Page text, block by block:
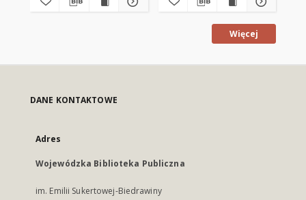
Więcej
DANE KONTAKTOWE
Adres
Wojewódzka Biblioteka Publiczna
im. Emilii Sukertowej-Biedrawiny